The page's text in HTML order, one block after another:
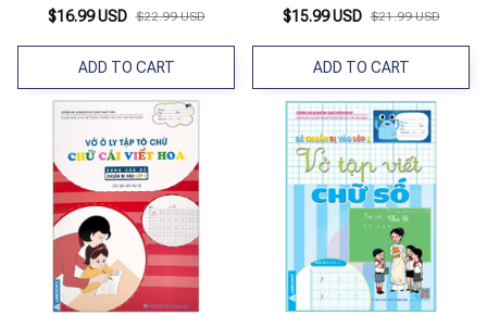
$16.99 USD $22.99 USD
ADD TO CART
$15.99 USD $21.99 USD
ADD TO CART